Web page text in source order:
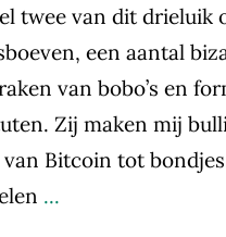
twee van dit drieluik
een aantal
van bobo’s en
Zij maken mij
van Bitcoin tot
...